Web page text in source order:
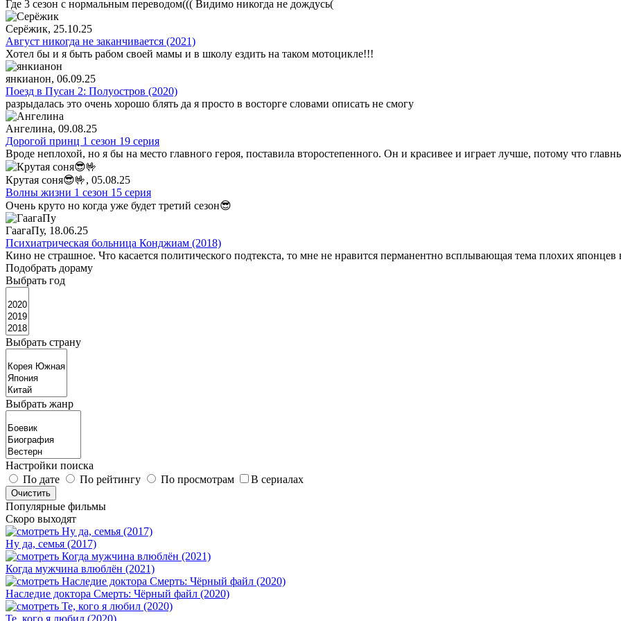
Где 3 сезон с нормальным переводом((( Видимо никогда не дождусь(
Серёжик, 25.10.25
Август никогда не заканчивается (2021)
Хотел бы и я быть рабом своей мамы и в школу ездить на таком мотоцикле!!!
янкианон, 06.09.25
Поезд в Пусан 2: Полуостров (2020)
разрыдалась это очень хорошо блять да я просто в восторге словами описать не смогу
Ангелина, 09.08.25
Дорогой принц 1 сезон 19 серия
Вроде неплохой, но я бы на место главного героя, поставила второстепенного. Он и красивее и играет лучше, потому что
Крутая соня😎🤟, 05.08.25
Волны жизни 1 сезон 15 серия
Очень круто но когда уже будет третий сезон😎
ГаагаПу, 18.06.25
Психиатрическая больница Конджиам (2018)
Кино не страшное. Что касается политического подтекста, то мне не нравится перманентно всплывающая тема плохих японцев
Подобрать дораму
Выбрать год
Выбрать страну
Выбрать жанр
Настройки поиска
По дате
По рейтингу По просмотрам В сериалах
Популярные фильмы
Скоро выходят
Ну да, семья (2017)
Когда мужчина влюблён (2021)
Наследие доктора Смерть: Чёрный файл (2020)